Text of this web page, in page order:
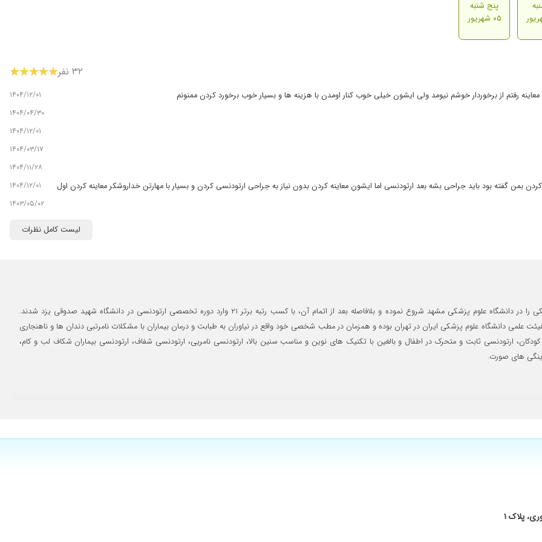
پنج شنبه
۰۵ شهریور
۳۲ نفر
رفتم از برخوردار خوشم نیومد ولی ایشون خیلی خوب کنار اومدن با هزینه ها و بسیار خوب برخورد کردن ممنونم ۱۴۰۴/۱۲/۰۱
۱۴۰۴/۰۴/۳۰
۱۴۰۴/۱۲/۰۱
۱۴۰۴/۰۳/۱۷
۱۴۰۴/۱۱/۲۸
بمن گفته بود باید جراحی بشه بعد ارتودنسی اما ایشون معاینه کردن بدون نیاز به جراحی ارتودنسی کردن و بسیار با مهارتن خداروشکر معاینه کردن اول ۱۴۰۴/۱۲/۰۱
۱۴۰۳/۰۵/۰۲
۱۴۰۴/۱۱/۲۹
خیلی راضی امو دکتر ابراهیمی به بقیه دوستان معرفی میکنمکارشون عالیه ۱۴۰۳/۰۲/۱۷
۱۴۰۴/۱۲/۰۱
تون ۱۴۰۴/۱۱/۲۸
لیست کامل نظرات
زهرا ابراهیمی نیک با رتبه برتر ۷۵ کنکور سراسری در سال ۱۳۸۶ رشته دندانپزشکی را در دانشگاه علوم پزشکی مشهد شروع نموده و بلافاصله بعد از اتمام آن، با کسب رتبه برتر ۲۱ وارد دوره تخصصی ارتودنسی در دانشگاه شهید صدوقی یزد شدند.
استادیار و عضو هیئت علمی دانشگاه علوم پزشکی ایران در تهران بوده و همزمان در مطب شخصی خود واقع در نیاوران به طبابت و درمان بیماران با مشکلات نامرتبی دندان ها و ناهنجاری
ارتودنسی ثابت و متحرک در اطفال و بالغین با تکنیک های نوین و مناسب سنین بالا، ارتودنسی نامریی، ارتودنسی شفاف، ارتودنسی بیماران شکاف لب و کام،
های صورت.
پلاک ۱